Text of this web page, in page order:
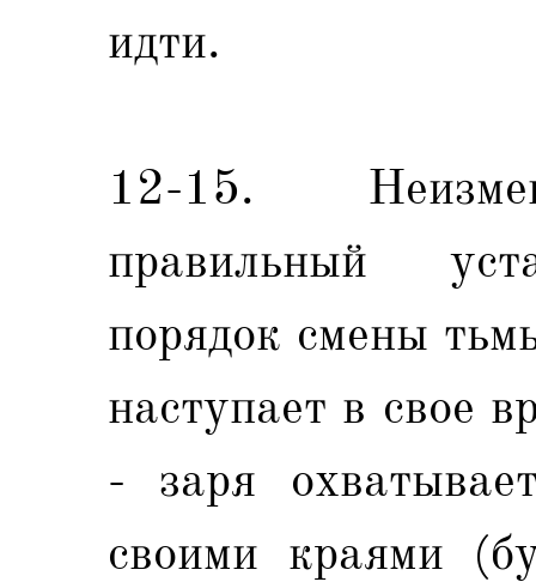
идти.
12-15.
правильный
порядок смены
наступает в свое
- заря
своими краями